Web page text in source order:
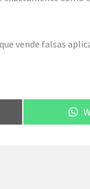
que vende falsas